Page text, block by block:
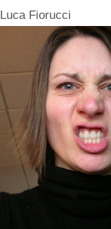
Luca Fiorucci